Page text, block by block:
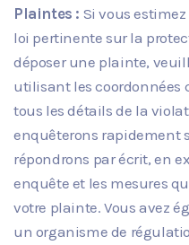
Plaintes : Si vous
loi pertinente sur la
déposer une plainte,
utilisant les coordonnées
tous les détails de la
enquêterons rapidement
répondrons par écrit, en
enquête et les mesures
votre plainte. Vous avez
un organisme de